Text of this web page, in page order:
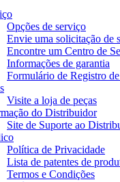
Opções de serviço
Envie uma solicitação de
Encontre um Centro de
Informações de garantia
Formulário de Registro
Visite a loja de peças
do Distribuidor
Site de Suporte ao
Política de Privacidade
Lista de patentes de
Termos e Condições